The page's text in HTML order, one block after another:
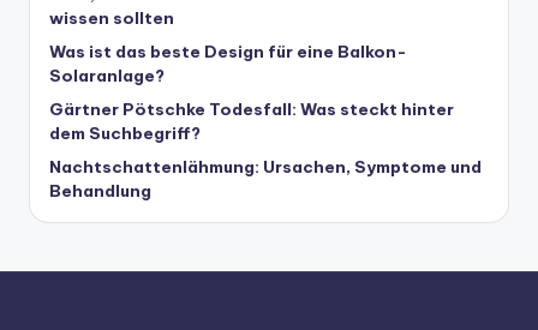
wissen sollten
Was ist das beste Design für eine Balkon-
Solaranlage?
Gärtner Pötschke Todesfall: Was steckt hinter
dem Suchbegriff?
Nachtschattenlähmung: Ursachen, Symptome und
Behandlung